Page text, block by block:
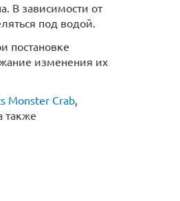
В зависимости от
под водой.
постановке
изменения их
Monster Crab,
также